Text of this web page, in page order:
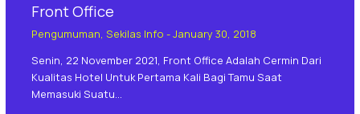
Front Office
Pengumuman, Sekilas Info -January 30, 2018
Senin, 22 November 2021, Front Office Adalah Cermin Dari
Kualitas Hotel Untuk Pertama Kali Bagi Tamu Saat
Memasuki Suatu…